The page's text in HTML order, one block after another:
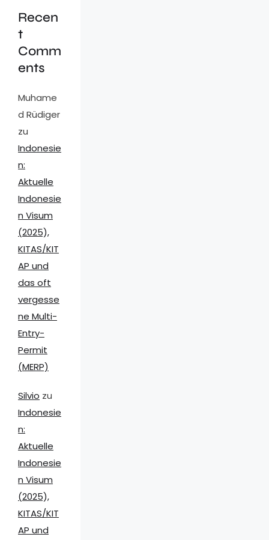
Recen
t
Comm
ents
Muhame
d Rüdiger
zu
Indonesie
n:
Aktuelle
Indonesie
n Visum
(2025),
KITAS/KIT
AP und
das oft
vergesse
ne Multi-
Entry-
Permit
(MERP)
Silvio zu
Indonesie
n:
Aktuelle
Indonesie
n Visum
(2025),
KITAS/KIT
AP und